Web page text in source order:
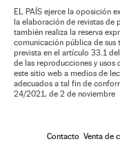
EL PAÍS ejerce la oposición
la elaboración de revistas de
también realiza la reserva
comunicación pública de sus
prevista en el artículo 33.1
de las reproducciones y usos
este sitio web a medios de
adecuados a tal fin de
24/2021, de 2 de noviembre
Contacto Venta de